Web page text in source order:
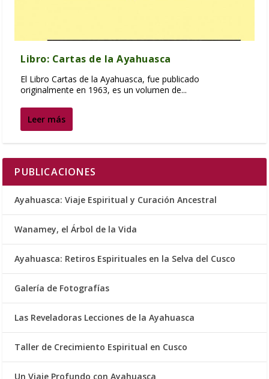
Libro: Cartas de la Ayahuasca
El Libro Cartas de la Ayahuasca, fue publicado
originalmente en 1963, es un volumen de...
Leer más
PUBLICACIONES
Ayahuasca: Viaje Espiritual y Curación Ancestral
Wanamey, el Árbol de la Vida
Ayahuasca: Retiros Espirituales en la Selva del Cusco
Galería de Fotografías
Las Reveladoras Lecciones de la Ayahuasca
Taller de Crecimiento Espiritual en Cusco
Un Viaje Profundo con Ayahuasca